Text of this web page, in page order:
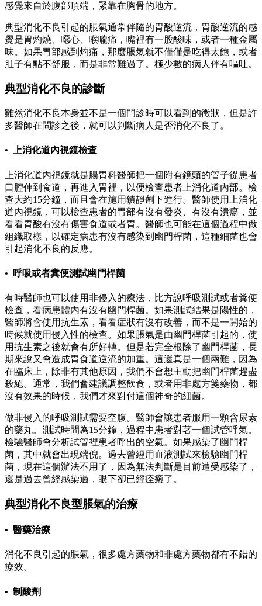
感覺來自於腹部頂端，緊靠在胸骨的地方。
典型消化不良引起的脹氣通常伴隨的胃酸逆流，胃酸逆流的感
覺是胃灼燒、噁心、喉嚨痛，嘴裡有一股酸味，或者一種金屬
味。如果胃部感到灼痛，那麼脹氣就不僅僅是吃得太飽，或者
肚子有點不舒服，而是非常難過了。極少數的病人伴有嘔吐。
典型消化不良的診斷
雖然消化不良本身並不是一個門診時可以看到的徵狀，但是許
多醫師在問診之後，就可以判斷病人是否消化不良了。
• 上消化道內視鏡檢查
上消化道內視鏡就是腸胃科醫師把一個附有鏡頭的管子從患者
口腔伸到食道，再進入胃裡，以便檢查患者上消化道內部。檢
查大約15分鐘，而且會在施用鎮靜劑下進行。醫師使用上消化
道內視鏡，可以檢查患者的胃部有沒有發炎、有沒有潰瘍，並
看看胃酸有沒有傷害食道或者胃。醫師也可能在這個過程中做
組織取樣，以確定病患有沒有感染到幽門桿菌，這種細菌也會
引起消化不良的反應。
• 呼吸或者糞便測試幽門桿菌
有時醫師也可以使用非侵入的療法，比方說呼吸測試或者糞便
檢查，看病患體內有沒有幽門桿菌。如果測試結果是陽性的，
醫師將會使用抗生素，看看症狀有沒有改善，而不是一開始的
時候就使用侵入性的檢查。如果脹氣是由幽門桿菌引起的，使
用抗生素之後就會有所好轉。但是若完全根除了幽門桿菌，長
期來說又會造成胃食道逆流的加重。這還真是一個兩難，因為
在臨床上，除非有其他原因，我們不會想主動把幽門桿菌趕盡
殺絕。通常，我們會建議調整飲食，或者用非處方箋藥物，都
沒有效果的時候，我們才來對付這個神奇的細菌。
做非侵入的呼吸測試需要空腹。醫師會讓患者服用一顆含尿素
的藥丸。測試時間為15分鐘，過程中患者對著一個試管呼氣。
檢驗醫師會分析試管裡患者呼出的空氣。如果感染了幽門桿
菌，其中就會出現端倪。過去曾經用血液測試來檢驗幽門桿
菌，現在這個辦法不用了，因為無法判斷是目前遭受感染了，
還是過去曾經感染過，眼下卻已經痊癒了。
典型消化不良型脹氣的治療
• 醫藥治療
消化不良引起的脹氣，很多處方藥物和非處方藥物都有不錯的
療效。
• 制酸劑